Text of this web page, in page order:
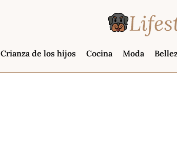
Crianza de los hijos Cocina Moda